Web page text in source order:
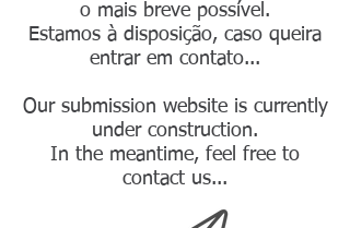
o mais breve possível.
Estamos à disposição, caso queira
entrar em contato...
Our submission website is currently
under construction.
In the meantime, feel free to
contact us...